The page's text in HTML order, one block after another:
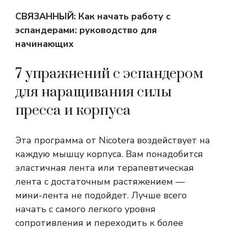
СВЯЗАННЫЙ: Как начать работу с
эспандерами: руководство для
начинающих
7 упражнений с эспандером
для наращивания силы
пресса и корпуса
Эта программа от Nicotera воздействует на
каждую мышцу корпуса. Вам понадобится
эластичная лента или терапевтическая
лента с достаточным растяжением —
мини-лента не подойдет. Лучше всего
начать с самого легкого уровня
сопротивления и переходить к более